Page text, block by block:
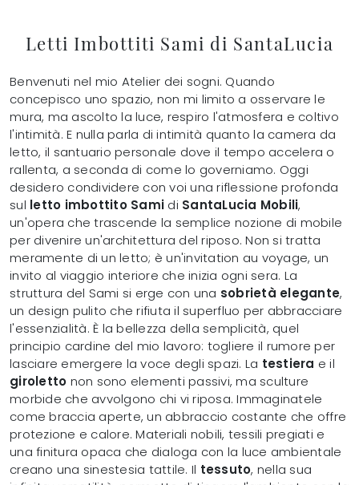
Letti Imbottiti Sami di SantaLucia
Benvenuti nel mio Atelier dei sogni. Quando
concepisco uno spazio, non mi limito a osservare le
mura, ma ascolto la luce, respiro l'atmosfera e coltivo
l'intimità. E nulla parla di intimità quanto la camera da
letto, il santuario personale dove il tempo accelera o
rallenta, a seconda di come lo governiamo. Oggi
desidero condividere con voi una riflessione profonda
sul letto imbottito Sami di SantaLucia Mobili,
un'opera che trascende la semplice nozione di mobile
per divenire un'architettura del riposo. Non si tratta
meramente di un letto; è un'invitation au voyage, un
invito al viaggio interiore che inizia ogni sera. La
struttura del Sami si erge con una sobrietà elegante,
un design pulito che rifiuta il superfluo per abbracciare
l'essenzialità. È la bellezza della semplicità, quel
principio cardine del mio lavoro: togliere il rumore per
lasciare emergere la voce degli spazi. La testiera e il
giroletto non sono elementi passivi, ma sculture
morbide che avvolgono chi vi riposa. Immaginatele
come braccia aperte, un abbraccio costante che offre
protezione e calore. Materiali nobili, tessili pregiati e
una finitura opaca che dialoga con la luce ambientale
creano una sinestesia tattile. Il tessuto, nella sua